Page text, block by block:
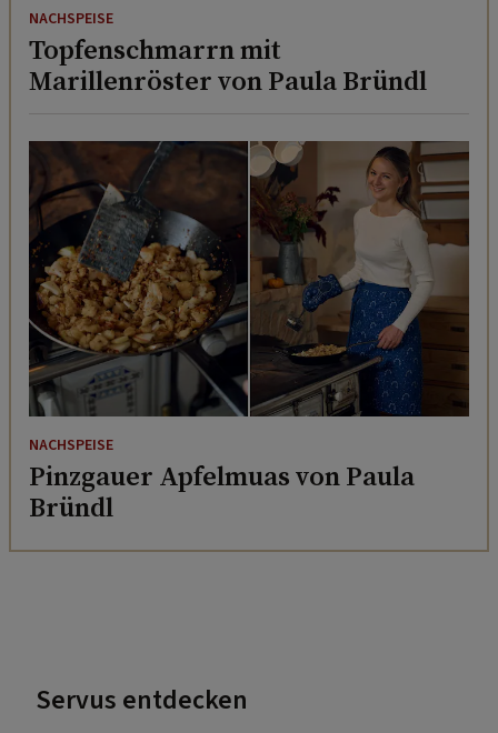
NACHSPEISE
Topfenschmarrn mit
Marillenröster von Paula Bründl
NACHSPEISE
Pinzgauer Apfelmuas von Paula
Bründl
Servus entdecken